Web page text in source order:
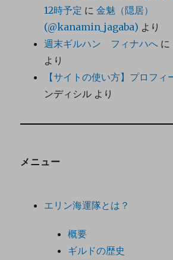
12時予定 に金魅（隠居）
(@kanamin_jagaba) より
週末ギルハン フィナハへ に
より
【サイトの使い方】プロフィ
ンディシル より
メニュー
エリン海運隊とは？
概要
ギルドの歴史